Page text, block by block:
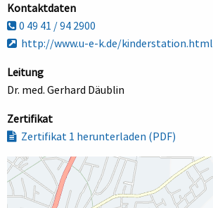
Kontaktdaten
0 49 41 / 94 2900
http://www.u-e-k.de/kinderstation.html
Leitung
Dr. med. Gerhard Däublin
Zertifikat
Zertifikat 1 herunterladen (PDF)